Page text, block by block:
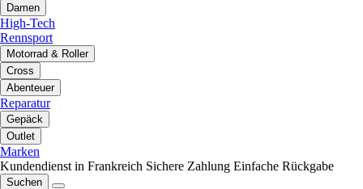
Damen
High-Tech
Rennsport
Motorrad & Roller
Cross
Abenteuer
Reparatur
Gepäck
Outlet
Marken
Kundendienst in Frankreich Sichere Zahlung Einfache Rückgabe
Suchen